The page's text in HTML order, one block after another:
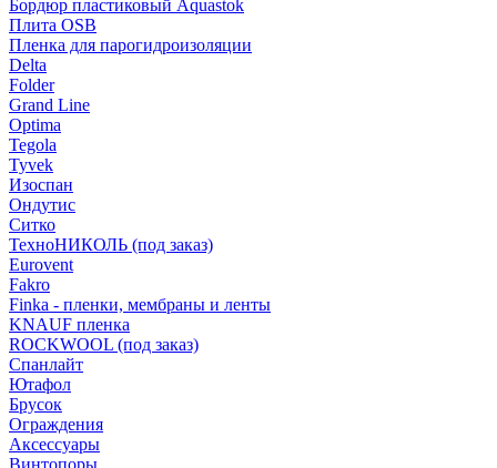
Бордюр пластиковый Aquastok
Плита OSB
Пленка для парогидроизоляции
Delta
Folder
Grand Line
Optima
Tegola
Tyvek
Изоспан
Ондутис
Ситко
ТехноНИКОЛЬ (под заказ)
Eurovent
Fakro
Finka - пленки, мембраны и ленты
KNAUF пленка
ROCKWOOL (под заказ)
Спанлайт
Ютафол
Брусок
Ограждения
Аксессуары
Винтопоры